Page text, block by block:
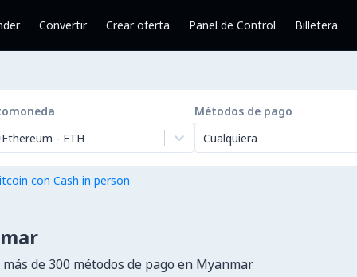
Convertir Crear oferta Panel de Control Billetera
Ethereum - ETH
Métodos de pago
Cualquiera
con Cash in person
de 300 métodos de pago en Myanmar